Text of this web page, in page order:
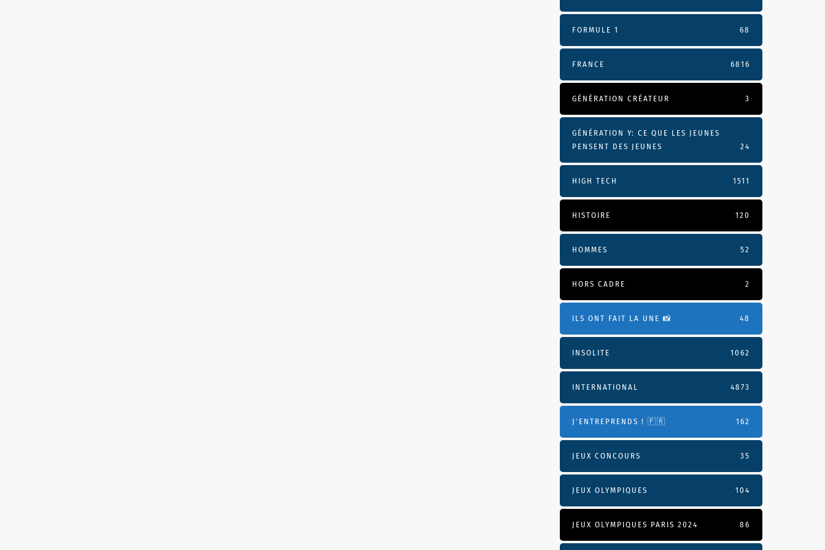
FORMULE 1 68
FRANCE 6816
GÉNÉRATION CRÉATEUR 3
GÉNÉRATION Y: CE QUE LES JEUNES
PENSENT DES JEUNES
24
HIGH TECH 1511
HISTOIRE 120
HOMMES 52
HORS CADRE 2
ILS ONT FAIT LA UNE 📸 48
INSOLITE 1062
INTERNATIONAL 4873
J'ENTREPRENDS ! 🇫🇷 162
JEUX CONCOURS 35
JEUX OLYMPIQUES 104
JEUX OLYMPIQUES PARIS 2024 86